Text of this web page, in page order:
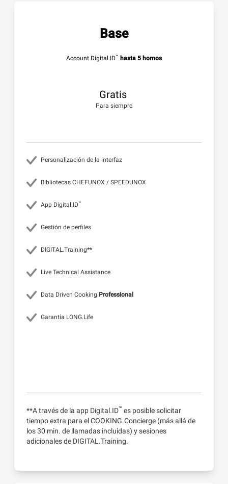
Base
Account Digital.ID™ hasta 5 hornos
Gratis
Para siempre
Personalización de la interfaz
Bibliotecas CHEFUNOX / SPEEDUNOX
App Digital.ID™
Gestión de perfiles
DIGITAL.Training**
Live Technical Assistance
Data Driven Cooking Professional
Garantía LONG.Life
**A través de la app Digital.ID™ es posible solicitar
tiempo extra para el COOKING.Concierge (más allá de
los 30 min. de llamadas incluidas) y sesiones
adicionales de DIGITAL.Training.